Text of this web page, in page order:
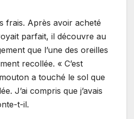
frais. Après avoir acheté
parfait, il découvre au
que l’une des oreilles
recollée. « C’est
a touché le sol que
J’ai compris que j’avais
t-il.